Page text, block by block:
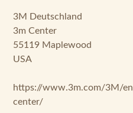
3M Deutschland
3m Center
55119 Maplewood
USA
https://www.3m.com/3M/
center/